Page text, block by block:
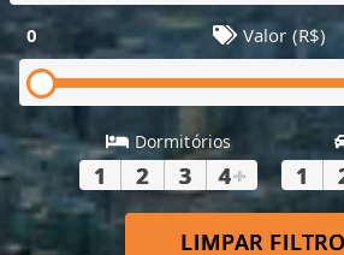
0 Valor (R$)
Dormitórios
1 2 3 4+ 1
LIMPAR